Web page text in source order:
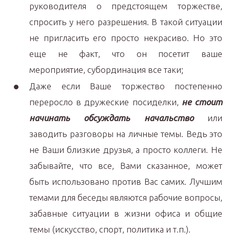
руководителя о предстоящем торжестве,
спросить у него разрешения. В такой ситуации
не пригласить его просто некрасиво. Но это
еще не факт, что он посетит ваше
мероприятие, субординация все таки;
Даже если Ваше торжество постепенно
переросло в дружеские посиделки, не стоит
начинать обсуждать начальствоили
заводить разговоры на личные темы. Ведь это
не Ваши близкие друзья, а просто коллеги. Не
забывайте, что все, Вами сказанное, может
быть использовано против Вас самих. Лучшим
темами для беседы являются рабочие вопросы,
забавные ситуации в жизни офиса и общие
темы (искусство, спорт, политика и т.п.).